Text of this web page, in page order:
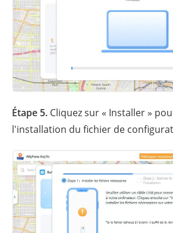
Étape 5. Cliquez sur « Installer »
l'installation du fichier de